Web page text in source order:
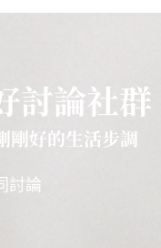
討論社群
剛好的生活步調
討論